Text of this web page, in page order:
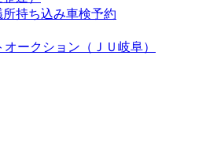
持ち込み車検予約
ークション（ＪＵ岐阜）